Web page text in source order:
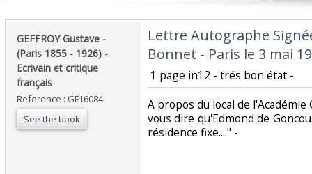
‎GEFFROY Gustave -
(Paris 1855 - 1926) -
Ecrivain et critique
français ‎
Reference : GF16084
See the book
‎Lettre Autographe
Bonnet - Paris le 3 mai
‎ 1 page in12 - trés bon état -‎
‎A propos du local de
vous dire qu'Edmond de
résidence fixe...." - ‎